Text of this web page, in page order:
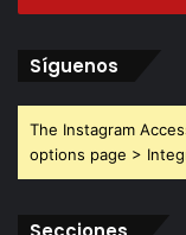
Síguenos
The Instagram
options page >